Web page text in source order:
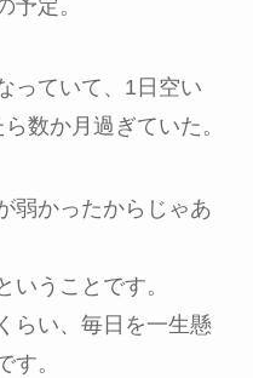
予定。
っていて、1日空い
数か月過ぎていた。
弱かったからじゃあ
いうことです。
らい、毎日を一生懸
す。